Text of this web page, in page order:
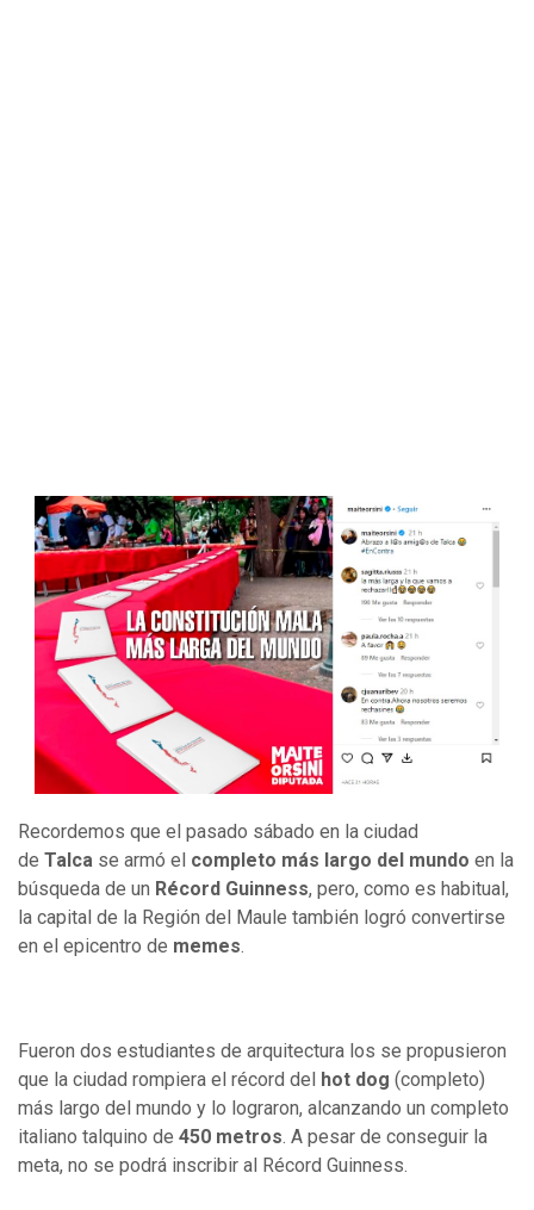
Recordemos que el pasado sábado en la ciudad
de Talca se armó el completo más largo del mundo en la
búsqueda de un Récord Guinness, pero, como es habitual,
la capital de la Región del Maule también logró convertirse
en el epicentro de memes.
Fueron dos estudiantes de arquitectura los se propusieron
que la ciudad rompiera el récord del
hot dog (completo)
más largo del mundo y lo lograron, alcanzando un completo
italiano talquino de 450 metros. A pesar de conseguir la
meta, no se podrá inscribir al Récord Guinness.